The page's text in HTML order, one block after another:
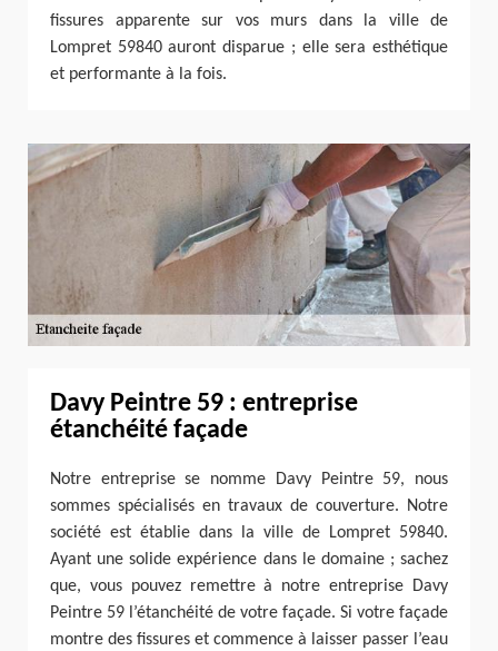
fissures apparente sur vos murs dans la ville de
Lompret 59840 auront disparue ; elle sera esthétique
et performante à la fois.
Davy Peintre 59 : entreprise
étanchéité façade
Notre entreprise se nomme Davy Peintre 59, nous
sommes spécialisés en travaux de couverture. Notre
société est établie dans la ville de Lompret 59840.
Ayant une solide expérience dans le domaine ; sachez
que, vous pouvez remettre à notre entreprise Davy
Peintre 59 l’étanchéité de votre façade. Si votre façade
montre des fissures et commence à laisser passer l’eau